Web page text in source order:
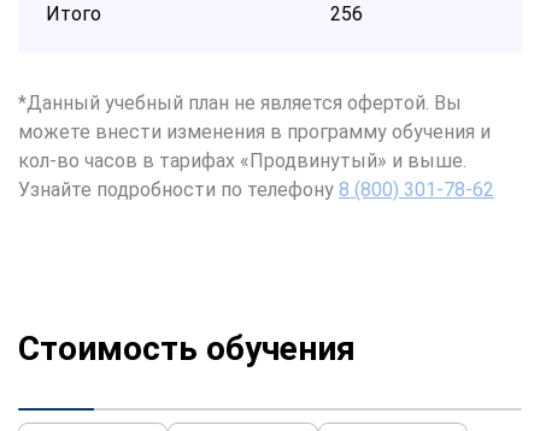
Итого 256
*Данный учебный план не является офертой. Вы
можете внести изменения в программу обучения и
кол-во часов в тарифах «Продвинутый» и выше.
Узнайте подробности по телефону 8 (800) 301-78-62
Стоимость обучения